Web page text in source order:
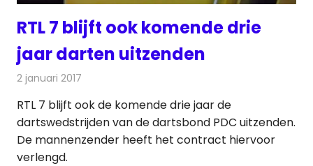
RTL 7 blijft ook komende drie
jaar darten uitzenden
2 januari 2017
RTL 7 blijft ook de komende drie jaar de
dartswedstrijden van de dartsbond PDC uitzenden.
De mannenzender heeft het contract hiervoor
verlengd.